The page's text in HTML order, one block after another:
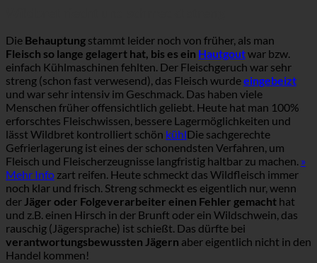
Die Behauptung stammt leider noch von früher, als man
Fleisch so lange gelagert hat, bis es ein Hautgoutwar bzw.
einfach Kühlmaschinen fehlten. Der Fleischgeruch war sehr
streng (schon fast verwesend), das Fleisch wurdeeingebeizt
und war sehr intensiv im Geschmack. Das haben viele
Menschen früher offensichtlich geliebt. Heute hat man 100%
erforschtes Fleischwissen, bessere Lagermöglichkeiten und
lässt Wildbret kontrolliert schön kühlDie sachgerechte
Gefrierlagerung ist eines der schonendsten Verfahren, um
Fleisch und Fleischerzeugnisse langfristig haltbar zu machen. »
Mehr Info zart reifen. Heute schmeckt das Wildfleisch immer
noch klar und frisch. Streng schmeckt es eigentlich nur, wenn
der Jäger oder Folgeverarbeiter einen Fehler gemacht hat
und z.B. einen Hirsch in der Brunft oder ein Wildschwein, das
rauschig (Jägersprache) ist schießt. Das dürfte bei
verantwortungsbewussten Jägern aber eigentlich nicht in den
Handel kommen!